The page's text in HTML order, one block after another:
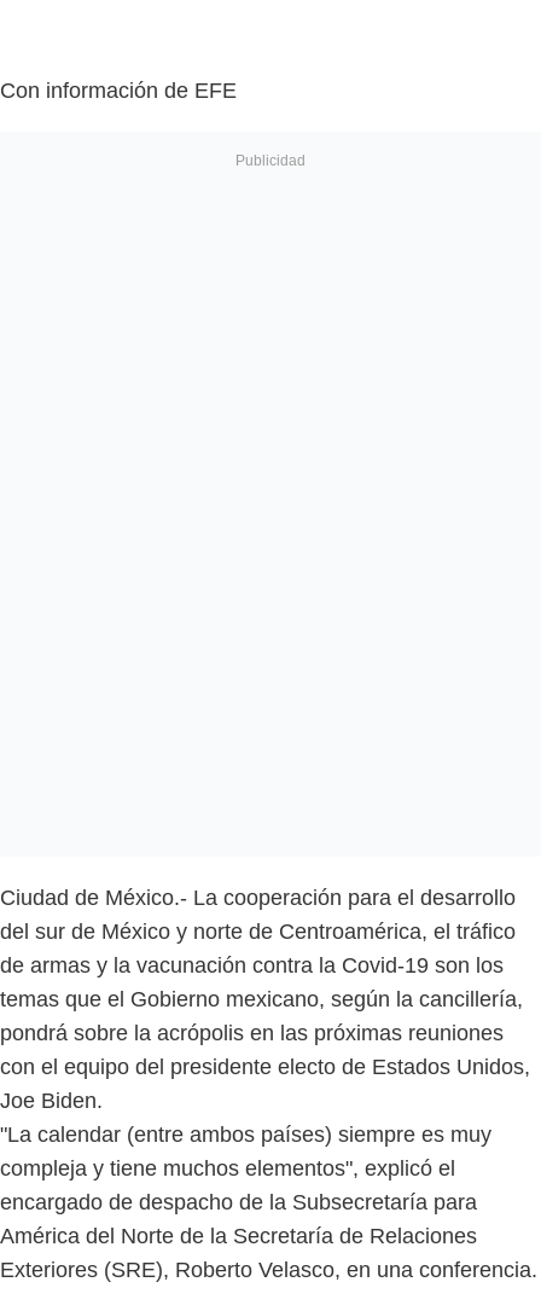
Con información de EFE
Ciudad de México.- La cooperación para el desarrollo
del sur de México y norte de Centroamérica, el tráfico
de armas y la vacunación contra la Covid-19 son los
temas que el Gobierno mexicano, según la cancillería,
pondrá sobre la acrópolis en las próximas reuniones
con el equipo del presidente electo de Estados Unidos,
Joe Biden.
"La calendar (entre ambos países) siempre es muy
compleja y tiene muchos elementos", explicó el
encargado de despacho de la Subsecretaría para
América del Norte de la Secretaría de Relaciones
Exteriores (SRE), Roberto Velasco, en una conferencia.